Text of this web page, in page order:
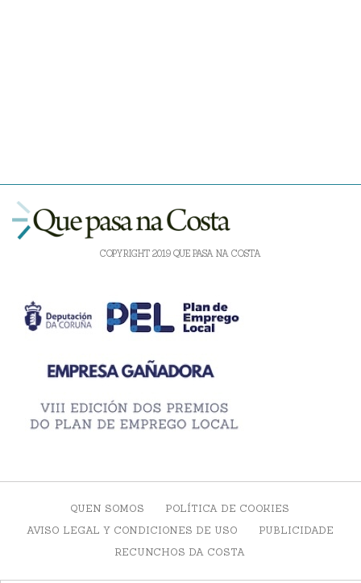
COPYRIGHT 2019 QUE PASA NA COSTA
QUEN SOMOS
POLÍTICA DE COOKIES
AVISO LEGAL Y CONDICIONES DE USO
PUBLICIDADE
RECUNCHOS DA COSTA